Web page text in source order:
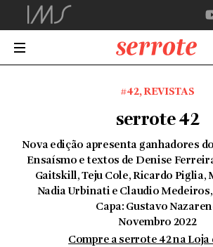
#42,REVISTAS
serrote 42
Nova edição apresenta ganhadores
Ensaísmo e textos de Denise
Gaitskill, Teju Cole, Ricardo Piglia,
Nadia Urbinati e Claudio
Capa: Gustavo
Novembro 2022
Compre a serrote 42 na Loja